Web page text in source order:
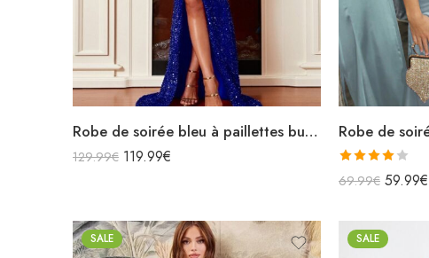
Robe de soirée bleu à paillettes bustier épaules dénudées manches courtes bouffantes fendue sirène
129.99€ 119.99€
Note
69.99€ 59.99€
SALE SALE